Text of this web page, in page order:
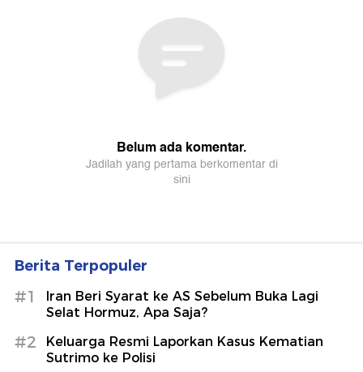
Berita Terpopuler
#1
Iran Beri Syarat ke AS Sebelum Buka Lagi
Selat Hormuz, Apa Saja?
#2
Keluarga Resmi Laporkan Kasus Kematian
Sutrimo ke Polisi